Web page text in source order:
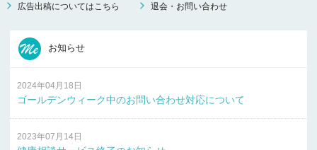
広告出稿についてはこちら 退会・お問い合わせ
お知らせ
2024年04月18日
ゴールデンウィーク中のお問い合わせ対応について
2023年07月14日